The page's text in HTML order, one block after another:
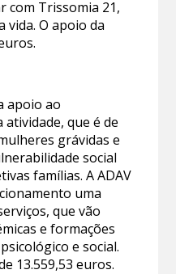
com Trissomia 21,
vida. O apoio da
apoio ao
que é de
grávidas e
social
famílias. A ADAV
uma
que vão
e formações
e social.
13.559,53 euros.